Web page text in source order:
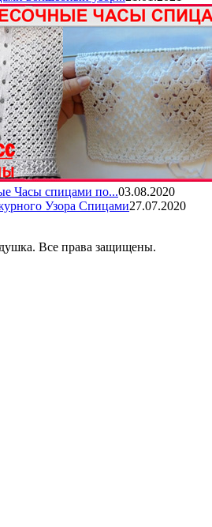
Часы спицами по...03.08.2020
Узора Спицами27.07.2020
Все права защищены.